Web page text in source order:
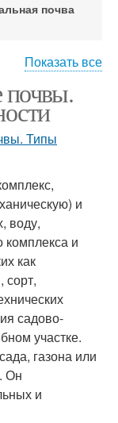
почва
почвы
Показать все
почвы.
и
воду,
и
как
сорт,
садово-
участке.
газона или
Он
и